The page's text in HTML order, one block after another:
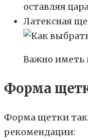
оставляя
Латексная
Важно иметь
Форма
Форма щетки
рекомендации: